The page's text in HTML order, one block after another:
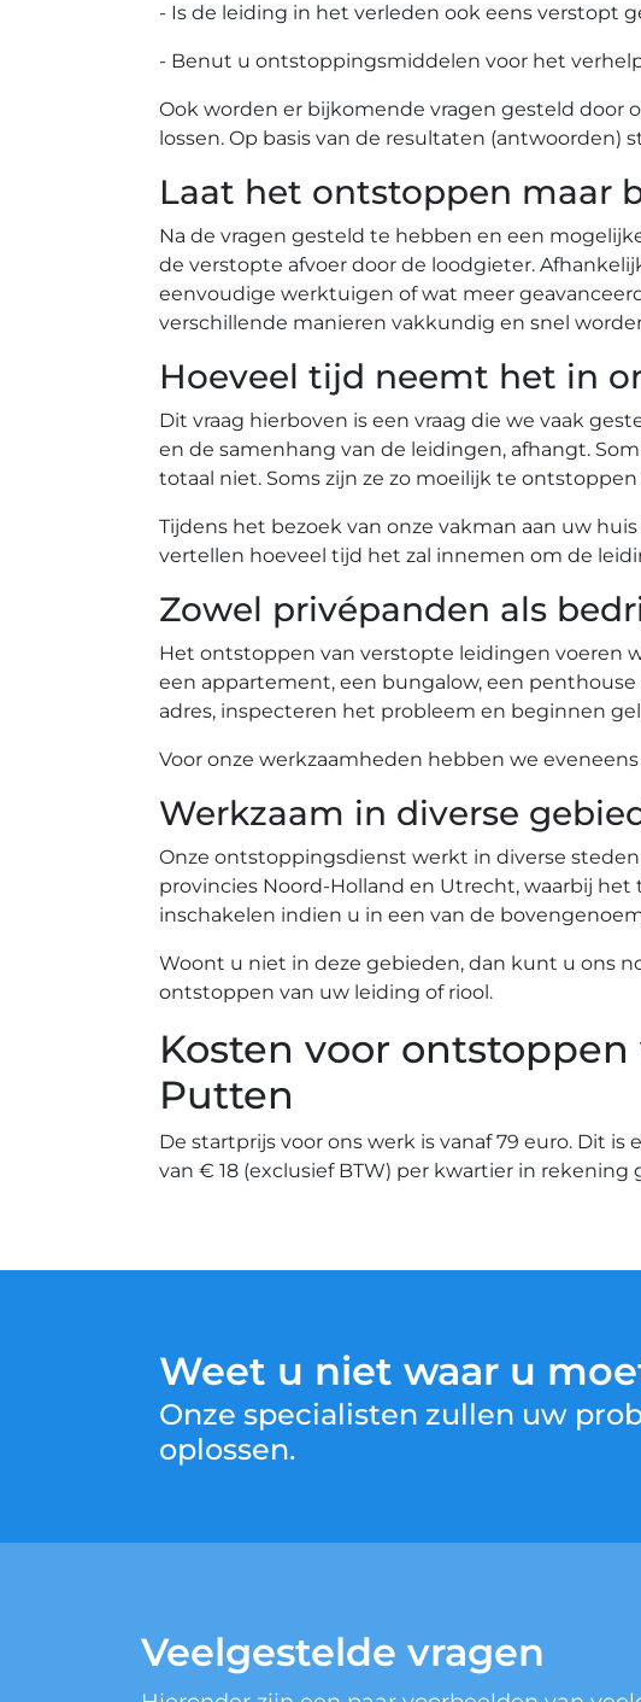
- Is de leiding in het verleden ook eens verstopt
- Benut u ontstoppingsmiddelen voor het
Ook worden er bijkomende vragen gesteld door
lossen. Op basis van de resultaten (antwoorden)
Laat het ontstoppen maar
Na de vragen gesteld te hebben en een
de verstopte afvoer door de loodgieter.
eenvoudige werktuigen of wat meer
verschillende manieren vakkundig en snel
Hoeveel tijd neemt het in
Dit vraag hierboven is een vraag die we vaak
en de samenhang van de leidingen, afhangt.
totaal niet. Soms zijn ze zo moeilijk te
Tijdens het bezoek van onze vakman aan uw
vertellen hoeveel tijd het zal innemen om de
Zowel privépanden als
Het ontstoppen van verstopte leidingen voeren
een appartement, een bungalow, een
adres, inspecteren het probleem en beginnen
Voor onze werkzaamheden hebben we
Werkzaam in diverse
Onze ontstoppingsdienst werkt in diverse
provincies Noord-Holland en Utrecht, waarbij
inschakelen indien u in een van de
Woont u niet in deze gebieden, dan kunt u ons
ontstoppen van uw leiding of riool.
Kosten voor
Putten
De startprijs voor ons werk is vanaf 79 euro. Dit
van € 18 (exclusief BTW) per kwartier in rekening
Weet u niet waar u
Onze specialisten zullen uw
oplossen.
Veelgestelde vragen